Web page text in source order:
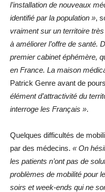
l’installation de nouveaux
identifié par la population »,
vraiment sur un territoire
à améliorer l’offre de santé.
premier cabinet éphémère,
en France. La maison
Patrick Genre avant de
élément d’attractivité du
interroge les Français ».
Quelques difficultés de
par des médecins. « On
les patients n’ont pas de
problèmes de mobilité pour
soirs et week-ends qui ne